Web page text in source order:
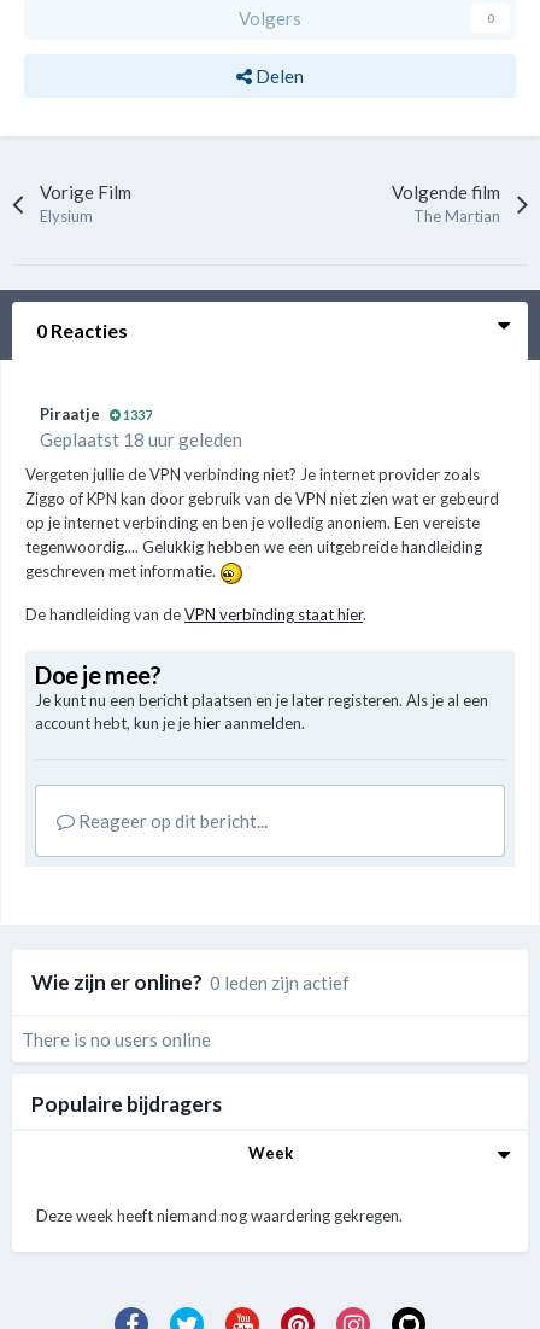
Volgers 0
Delen
Vorige Film
Elysium
Volgende film
The Martian
0 Reacties
Piraatje 1337
Geplaatst 18 uur geleden
Vergeten jullie de VPN verbinding niet? Je internet provider zoals
Ziggo of KPN kan door gebruik van de VPN niet zien wat er gebeurd
op je internet verbinding en ben je volledig anoniem. Een vereiste
tegenwoordig.... Gelukkig hebben we een uitgebreide handleiding
geschreven met informatie.
De handleiding van deVPN verbinding staat hier.
Doe je mee?
Je kunt nu een bericht plaatsen en je later registeren. Als je al een
account hebt, kun je jehier aanmelden.
Reageer op dit bericht...
Wie zijn er online? 0 leden zijn actief
There is no users online
Populaire bijdragers
Week
Deze week heeft niemand nog waardering gekregen.